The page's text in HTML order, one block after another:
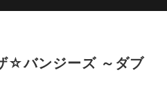
☆バンジーズ ～ダブ